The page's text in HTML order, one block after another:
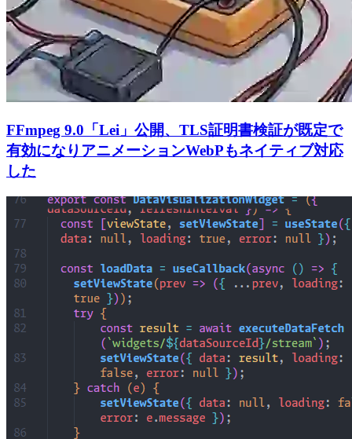
FFmpeg 9.0「Lei」公開、TLS証明書検証が既定で
有効になりアニメーションWebPもネイティブ対応
した